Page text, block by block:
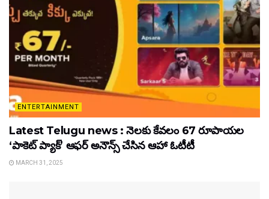
ENTERTAINMENT
Latest Telugu news : నెలకు కేవలం 67 రూపాయల
‘పాకెట్ ప్యాక్’ ఆఫర్ అనౌన్స్ చేసిన ఆహా ఓటీటీ
MARCH 31, 2025